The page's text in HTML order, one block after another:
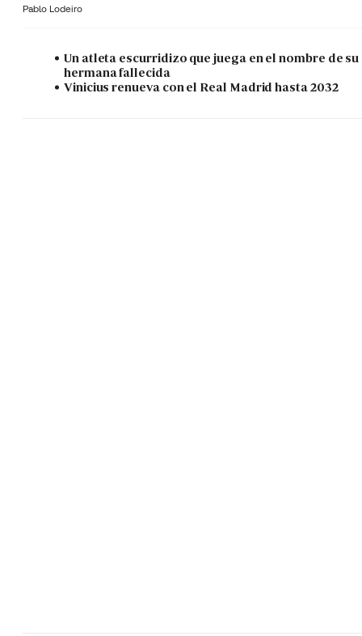
Pablo Lodeiro
Un atleta escurridizo que juega en el nombre de su
hermana fallecida
Vinicius renueva con el Real Madrid hasta 2032